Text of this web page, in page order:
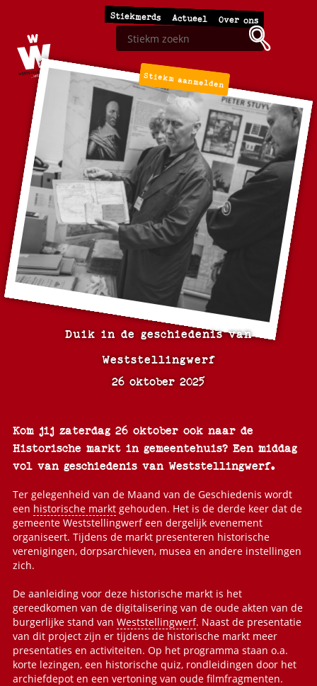
Stiekmerds Actueel Over ons
Stiekm aanmelden
Duik in de geschiedenis van
Weststellingwerf
26 oktober 2025
Kom jij zaterdag 26 oktober ook naar de
Historische markt in gemeentehuis? Een middag
vol van geschiedenis van Weststellingwerf.
Ter gelegenheid van de Maand van de Geschiedenis wordt
een historische markt gehouden. Het is de derde keer dat de
gemeente Weststellingwerf een dergelijk evenement
organiseert. Tijdens de markt presenteren historische
verenigingen, dorpsarchieven, musea en andere instellingen
zich.
De aanleiding voor deze historische markt is het
gereedkomen van de digitalisering van de oude akten van de
burgerlijke stand van Weststellingwerf. Naast de presentatie
van dit project zijn er tijdens de historische markt meer
presentaties en activiteiten. Op het programma staan o.a.
korte lezingen, een historische quiz, rondleidingen door het
archiefdepot en een vertoning van oude filmfragmenten.